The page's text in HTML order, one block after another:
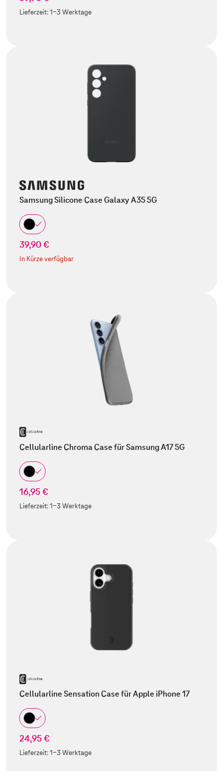
Lieferzeit:1-3 Werktage
Samsung Silicone Case Galaxy A35 5G
39,90 €
In Kürze verfügbar
Cellularline Chroma Case für Samsung A17 5G
16,95 €
Lieferzeit:1-3 Werktage
Cellularline Sensation Case für Apple iPhone 17
24,95 €
Lieferzeit:1-3 Werktage